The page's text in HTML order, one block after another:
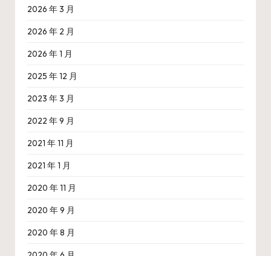
2026 年 3 月
2026 年 2 月
2026 年 1 月
2025 年 12 月
2023 年 3 月
2022 年 9 月
2021 年 11 月
2021 年 1 月
2020 年 11 月
2020 年 9 月
2020 年 8 月